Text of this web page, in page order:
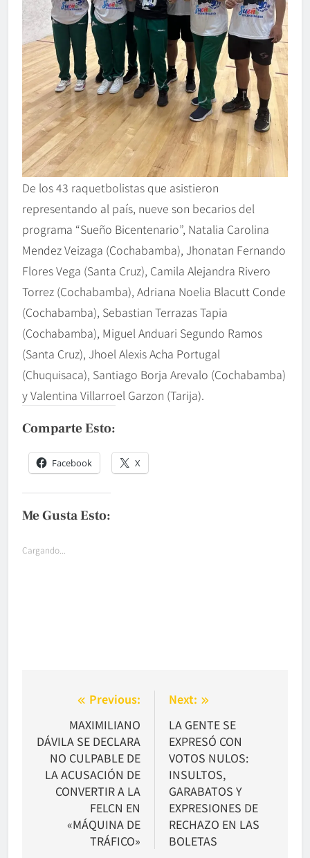
De los 43 raquetbolistas que asistieron
representando al país, nueve son becarios del
programa “Sueño Bicentenario”, Natalia Carolina
Mendez Veizaga (Cochabamba), Jhonatan Fernando
Flores Vega (Santa Cruz), Camila Alejandra Rivero
Torrez (Cochabamba), Adriana Noelia Blacutt Conde
(Cochabamba), Sebastian Terrazas Tapia
(Cochabamba), Miguel Anduari Segundo Ramos
(Santa Cruz), Jhoel Alexis Acha Portugal
(Chuquisaca), Santiago Borja Arevalo (Cochabamba)
y Valentina Villarroel Garzon (Tarija).
Comparte Esto:
Facebook X
Me Gusta Esto:
Cargando...
Navegación
entradas
Previous:
MAXIMILIANO
DÁVILA SE DECLARA
NO CULPABLE DE
LA ACUSACIÓN DE
CONVERTIR A LA
FELCN EN
«MÁQUINA DE
TRÁFICO»
Next:
LA GENTE SE
EXPRESÓ CON
VOTOS NULOS:
INSULTOS,
GARABATOS Y
EXPRESIONES DE
RECHAZO EN LAS
BOLETAS